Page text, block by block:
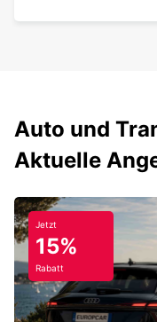
Auto und
Aktuelle
Jetzt
15%
Rabatt